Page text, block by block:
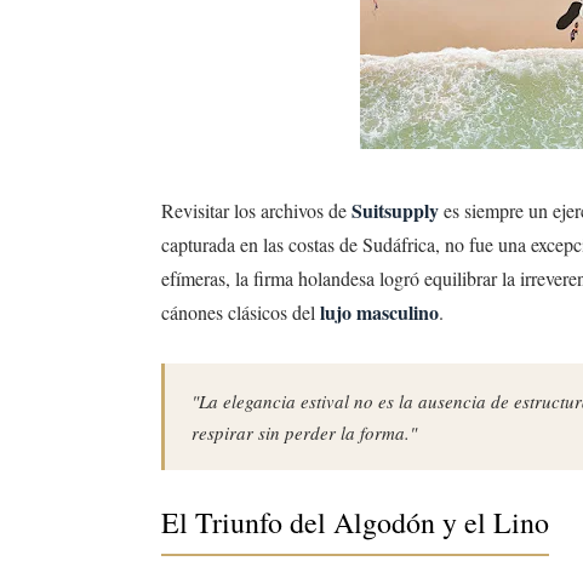
Revisitar los archivos deSuitsupplyes siempre un
capturada en las costas de Sudáfrica, no fue una
efímeras, la firma holandesa logró equilibrar la
cánones clásicos del lujo masculino.
"La elegancia estival no es la ausencia de
respirar sin perder la forma."
El Triunfo del Algodón y el Lino